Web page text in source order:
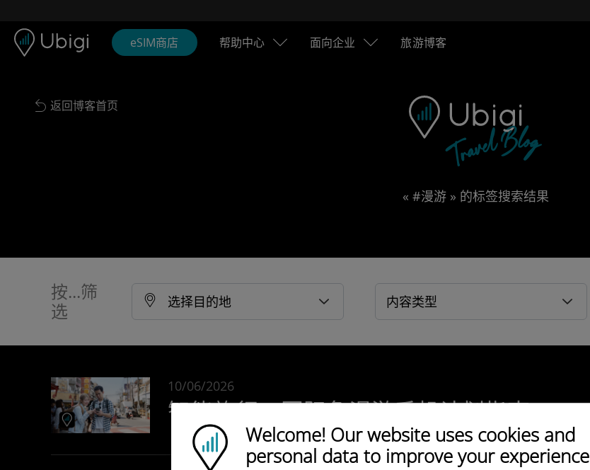
Ubigi logo
Welcome! Our website uses cookies and
personal data to improve your experience
eSIM商店 帮助中心 面向企业 旅游博客
返回博客首页
« #漫游 » 的标签搜索结果
按...筛
选
选择目的地 内容类型
10/06/2026
智能旅行：国际免漫游手机计划指南